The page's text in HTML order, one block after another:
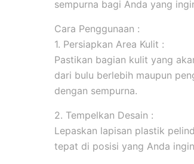
sempurna bagi Anda yang
Cara Penggunaan :
1. Persiapkan Area Kulit :
Pastikan bagian kulit yang
dari bulu berlebih maupun
dengan sempurna.
2. Tempelkan Desain :
Lepaskan lapisan plastik
tepat di posisi yang Anda